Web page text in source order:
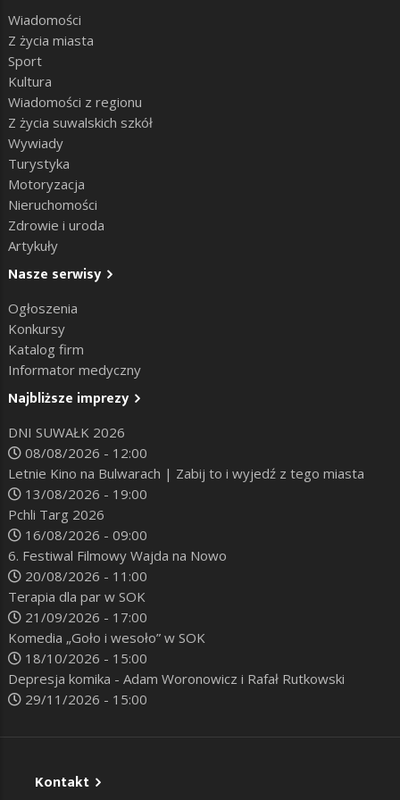
Wiadomości
Z życia miasta
Sport
Kultura
Wiadomości z regionu
Z życia suwalskich szkół
Wywiady
Turystyka
Motoryzacja
Nieruchomości
Zdrowie i uroda
Artykuły
Nasze serwisy
Ogłoszenia
Konkursy
Katalog firm
Informator medyczny
Najbliższe imprezy
DNI SUWAŁK 2026
08/08/2026 - 12:00
Letnie Kino na Bulwarach | Zabij to i wyjedź z tego miasta
13/08/2026 - 19:00
Pchli Targ 2026
16/08/2026 - 09:00
6. Festiwal Filmowy Wajda na Nowo
20/08/2026 - 11:00
Terapia dla par w SOK
21/09/2026 - 17:00
Komedia „Goło i wesoło” w SOK
18/10/2026 - 15:00
Depresja komika - Adam Woronowicz i Rafał Rutkowski
29/11/2026 - 15:00
Kontakt